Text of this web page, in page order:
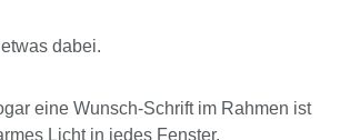
dabei.
eine Wunsch-Schrift im Rahmen ist
Licht in jedes Fenster.